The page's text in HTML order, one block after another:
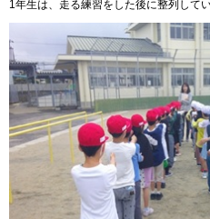
1年生は、走る練習をした後に整列して